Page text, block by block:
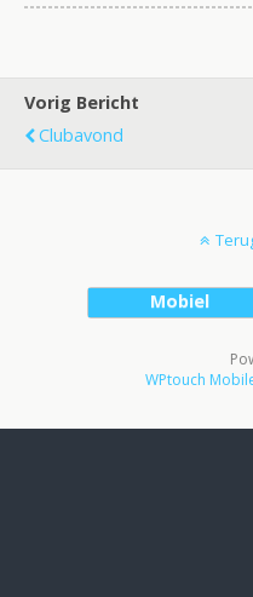
Vorig Bericht
Clubavond
Mobiel
WPtouch